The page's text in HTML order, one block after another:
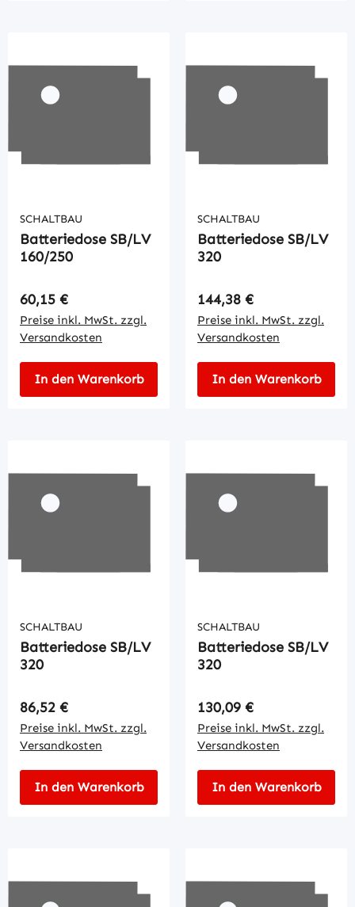
SCHALTBAU
Batteriedose SB/LV
160/250
Regulärer Preis:
60,15 €
Preise inkl. MwSt. zzgl.
Versandkosten
In den Warenkorb
SCHALTBAU
Batteriedose SB/LV
320
Regulärer Preis:
144,38 €
Preise inkl. MwSt. zzgl.
Versandkosten
In den Warenkorb
SCHALTBAU
Batteriedose SB/LV
320
Regulärer Preis:
86,52 €
Preise inkl. MwSt. zzgl.
Versandkosten
In den Warenkorb
SCHALTBAU
Batteriedose SB/LV
320
Regulärer Preis:
130,09 €
Preise inkl. MwSt. zzgl.
Versandkosten
In den Warenkorb